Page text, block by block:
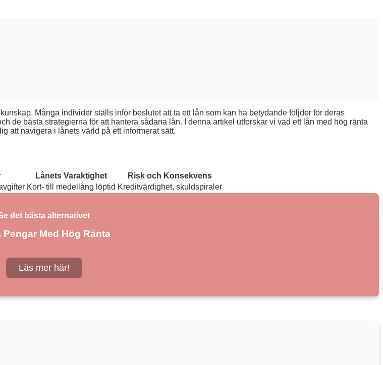
Många individer ställs inför beslutet att ta ett lån som kan ha betydande följder för deras
de bästa strategierna för att hantera sådana lån. I denna artikel utforskar vi vad ett lån med hög ränta
att navigera i lånets värld på ett informerat sätt.
Lånets Varaktighet
Risk och Konsekvens
Kort- till medellång löptid Kreditvärdighet, skuldspiraler
det bästa alternativet
Pengar Med Hög Ränta
Läs mer här!